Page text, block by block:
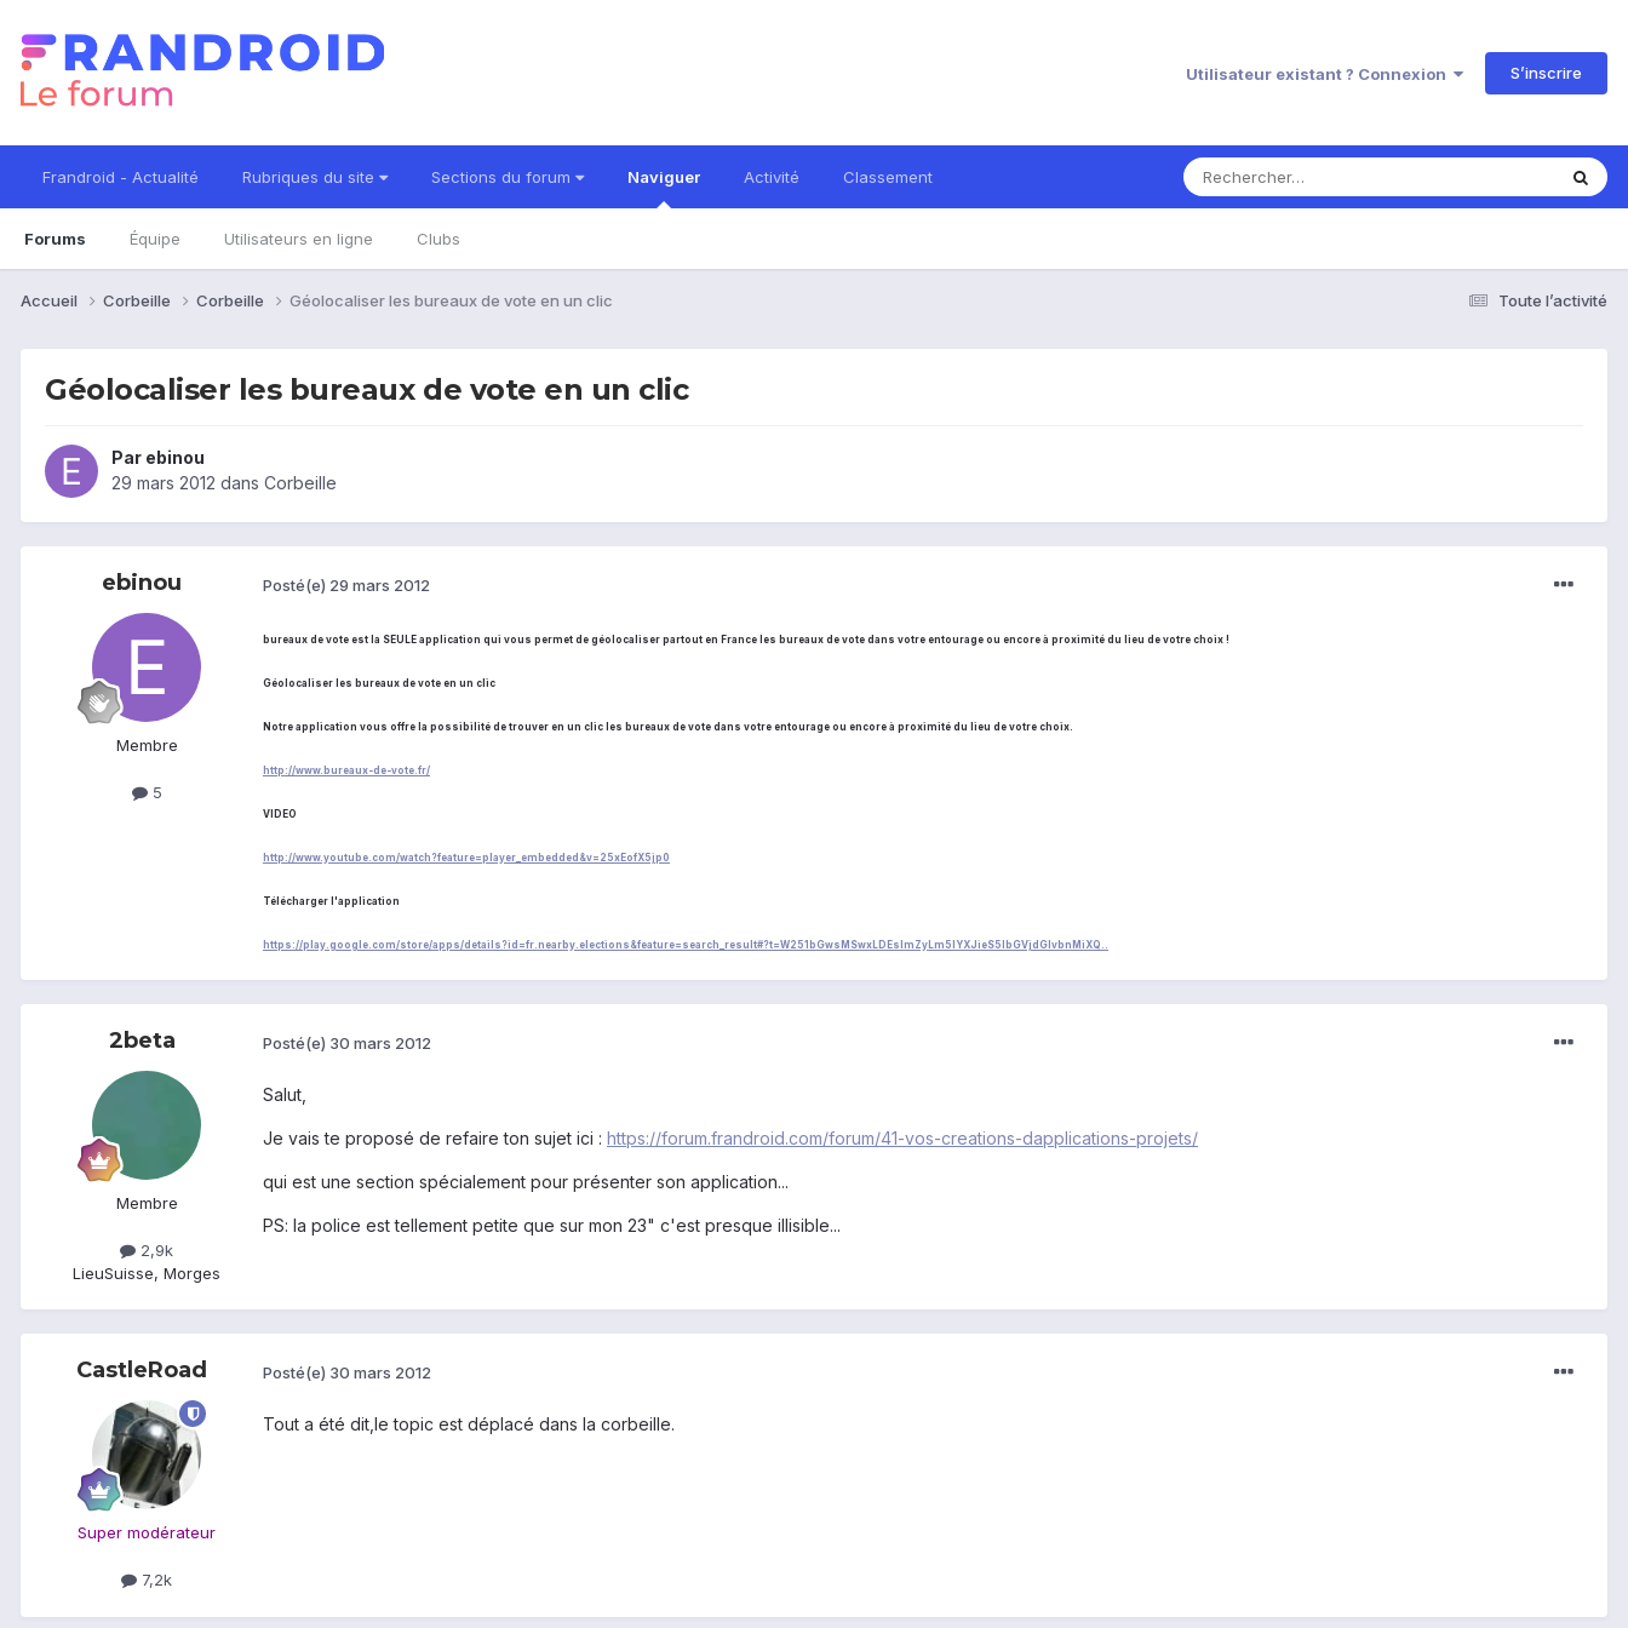
Utilisateur existant ? Connexion S’inscrire
Frandroid - Actualité Rubriques du site Sections du forum Naviguer
Forums Équipe Utilisateurs en ligne Clubs
Activité Classement
Toute l’activité
Accueil Corbeille Corbeille Géolocaliser les bureaux de vote en un clic
Géolocaliser les bureaux de vote en un clic
Par ebinou
29 mars 2012 dans Corbeille
ebinou
Membre
5
Posté(e) 29 mars 2012
bureaux de vote est la SEULE application qui vous permet de géolocaliser partout en France les bureaux de vote dans votre entourage ou encore à proximité du lieu de votre choix !
Géolocaliser les bureaux de vote en un clic
Notre application vous offre la possibilité de trouver en un clic les bureaux de vote dans votre entourage ou encore à proximité du lieu de votre choix.
http://www.bureaux-de-vote.fr/
VIDEO
http://www.youtube.com/watch?feature=player_embedded&v=25xEofX5jp0
Télécharger l'application
https://play.google.com/store/apps/details?id=fr.nearby.elections&feature=search_result#?t=W251bGwsMSwxLDEsImZyLm5lYXJieS5lbGVjdGlvbnMiXQ..
2beta
Membre
2,9k
LieuSuisse, Morges
Posté(e) 30 mars 2012
Salut,
Je vais te proposé de refaire ton sujet ici : https://forum.frandroid.com/forum/41-vos-creations-dapplications-projets/
qui est une section spécialement pour présenter son application...
PS: la police est tellement petite que sur mon 23" c'est presque illisible...
CastleRoad
Super modérateur
7,2k
Posté(e) 30 mars 2012
Tout a été dit,le topic est déplacé dans la corbeille.